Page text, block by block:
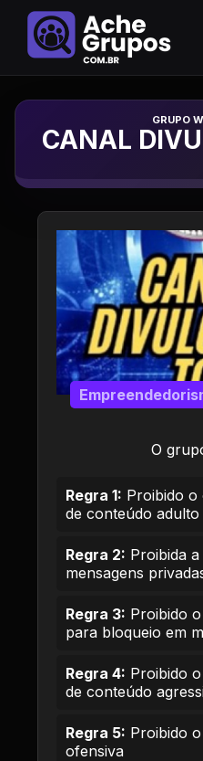
Grupo de
CANAL
O
Regra 1: Proibido o
de conteúdo adulto
Regra 2: Proibida
mensagens
Regra 3: Proibido
para bloqueio em
Regra 4: Proibido
de conteúdo
Regra 5: Proibido
ofensiva